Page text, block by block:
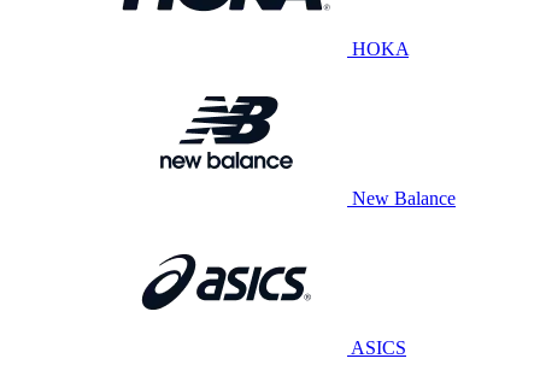
HOKA
New Balance
ASICS